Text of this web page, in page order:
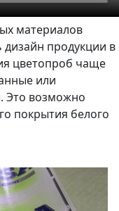
материалов
продукции в
цветопроб чаще
или
Это возможно
покрытия белого